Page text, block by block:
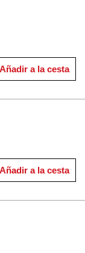
Añadir a la cesta
Añadir a la cesta